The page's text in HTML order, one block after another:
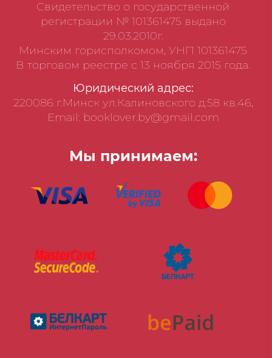
Свидетельство о государственной
регистрации № 101361475 выдано
29.03.2010г.
Минским горисполкомом, УНП 101361475
В торговом реестре с 13 ноября 2015 года.
Юридический адрес:
220086 г.Минск ул.Калиновского д.58 кв.46,
Email: booklover.by@gmail.com
Мы принимаем: